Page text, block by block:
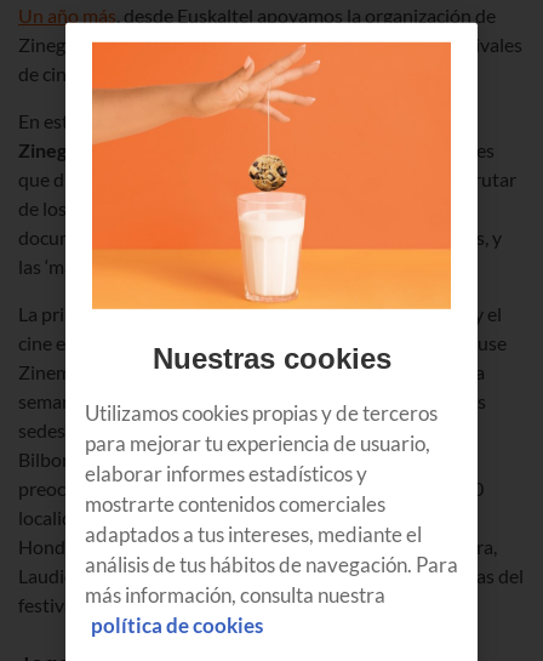
Un año más, desde Euskaltel apoyamos la organización de
Zinegoak, todo un referente internacional entre los festivales
de cine y artes escénicas LGBT.
En esta ocasión los organizadores han preparado
Zinegoak aun más ambicioso . La primera buena noticia es
que durará el doble, dos semanas. Más tiempo para disfrutar
de los 20 largometrajes de ficción, 14 largometrajes
documentales, 60 cortometrajes, 7 actividades escénicas, y
las ‘masterclases’ incluidas en el
programa
La primera semana pondrá el foco en los documentales y el
cine experimental. Las sedes serán Bilborock y el Art House
Zinema de la Fundación Bilbao Arte. La segunda y última
semana tendrá como protagonista la ficción. Esta vez sus
sedes principales serán los cines Golem Alhóndiga y
Bilborock. Pero los que no vivís en Bilbao no tenéis que
preocuparos. LaExtensión Zinegoakllevará a más de 30
localidades de Euskadi y Navarra (entre ellas, Donostia,
Hondarribia, Hernani, Barakaldo, Bermeo, Durango, Aiara,
Laudio, Aramaio, Pamplona y Tudela) muchas de las obras del
festival.
Nuestras cookies
Utilizamos cookies propias y de terceros
para mejorar tu experiencia de usuario,
elaborar informes estadísticos y
mostrarte contenidos comerciales
adaptados a tus intereses, mediante el
análisis de tus hábitos de navegación. Para
más información, consulta nuestra
política de cookies